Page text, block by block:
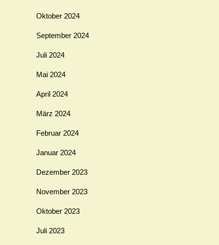
Oktober 2024
September 2024
Juli 2024
Mai 2024
April 2024
März 2024
Februar 2024
Januar 2024
Dezember 2023
November 2023
Oktober 2023
Juli 2023